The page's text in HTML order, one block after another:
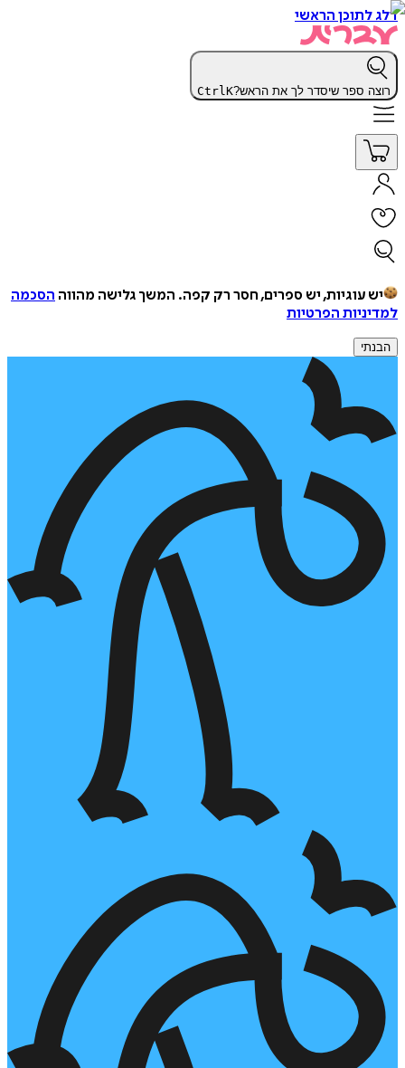
דלג לתוכן הראשי
רוצה ספר שיסדר לך את הראש? CtrlK
יש עוגיות, יש ספרים, חסר רק קפה. המשך גלישה מהווה הסכמה
למדיניות הפרטיות
הבנתי